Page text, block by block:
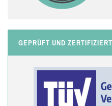
GEPRÜFT UND ZERTIFIZIERT